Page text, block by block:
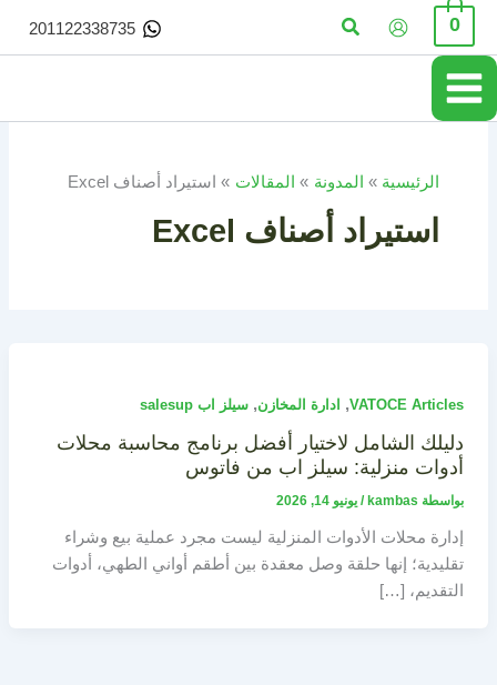
تخطي
المحتوى
0 البحث 201122338735
الرئيسية المدونة المقالات استيراد أصناف Excel
استيراد أصناف Excel
VATOCE Articles
, ادارة المخازن, سيلز اب salesup
دليلك الشامل لاختيار أفضل برنامج محاسبة محلات
أدوات منزلية: سيلز اب من فاتوس
بواسطة kambas
/ يونيو 14, 2026
إدارة محلات الأدوات المنزلية ليست مجرد عملية بيع وشراء
تقليدية؛ إنها حلقة وصل معقدة بين أطقم أواني الطهي، أدوات
التقديم، […]